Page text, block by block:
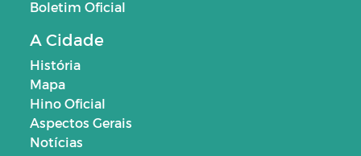
Boletim Oficial
A Cidade
História
Mapa
Hino Oficial
Aspectos Gerais
Notícias